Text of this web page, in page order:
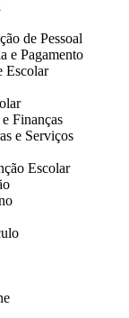
de Pessoal
e Pagamento
Escolar
Finanças
e Serviços
Escolar